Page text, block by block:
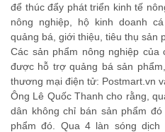
để thúc đẩy phát triển kinh tế
nông nghiệp, hộ kinh doanh
quảng bá, giới thiệu, tiêu thụ sản
Các sản phẩm nông nghiệp
được hỗ trợ quảng bá sản
thương mại điện tử: Postmart.vn
Ông Lê Quốc Thanh cho rằng,
dân không chỉ bán sản phẩm
phẩm đó. Qua 4 làn sóng dịch